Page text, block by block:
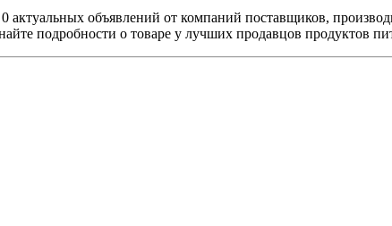
актуальных объявлений от компаний поставщиков,
подробности о товаре у лучших продавцов продуктов